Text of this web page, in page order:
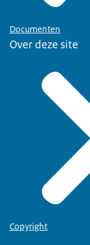
Documenten
Over deze site
Copyright